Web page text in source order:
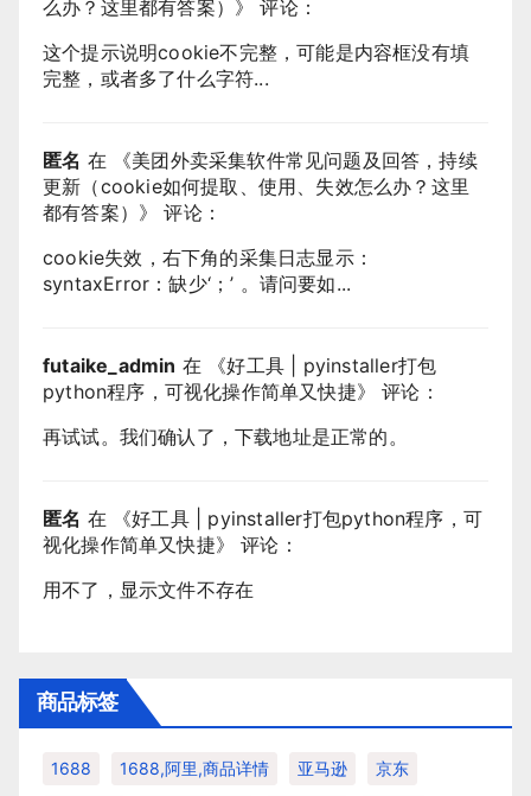
么办？这里都有答案） 》 评论：
这个提示说明cookie不完整，可能是内容框没有填
完整，或者多了什么字符...
匿名 在 《美团外卖采集软件常见问题及回答，持续
更新（cookie如何提取、使用、失效怎么办？这里
都有答案） 》 评论：
cookie失效，右下角的采集日志显示：
syntaxError：缺少‘；’ 。请问要如...
futaike_admin 在 《好工具 | pyinstaller打包
python程序，可视化操作简单又快捷》 评论：
再试试。我们确认了，下载地址是正常的。
匿名 在 《好工具 | pyinstaller打包python程序，可
视化操作简单又快捷》 评论：
用不了，显示文件不存在
商品标签
1688 1688,阿里,商品详情 亚马逊 京东